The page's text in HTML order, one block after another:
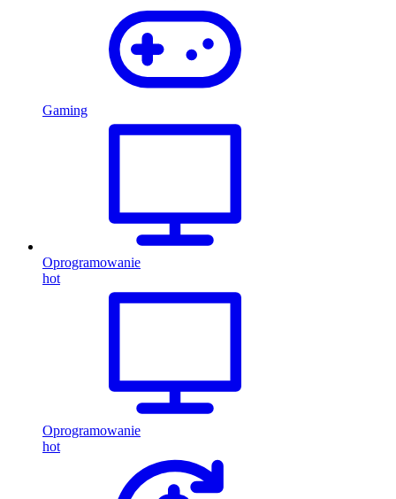
Gaming
Oprogramowanie
hot
Oprogramowanie
hot